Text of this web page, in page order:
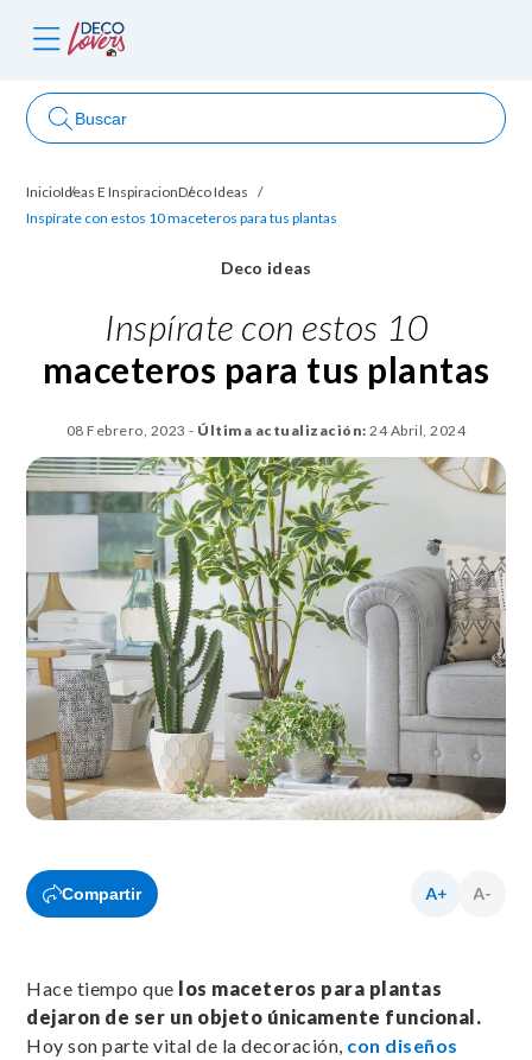
Buscar
InicioIdeas E InspiracionDeco Ideas
Inspírate con estos 10 maceteros para tus plantas
Deco ideas
Inspírate con estos 10
maceteros para tus plantas
08 Febrero, 2023 - Última actualización: 24 Abril, 2024
Compartir
Hace tiempo que los maceteros para plantas
dejaron de ser un objeto únicamente funcional.
Hoy son parte vital de la decoración, con diseños